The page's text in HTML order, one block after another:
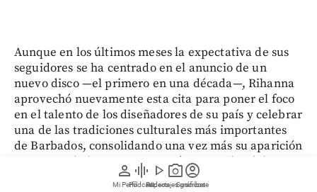
person
Mi Perfil
graphic_eq
Pódcast
play_arrow
Videos
photo_camera
Reportajes gráficos
account_circle
Suscríbete
Aunque en los últimos meses la expectativa de sus
seguidores se ha centrado en el anuncio de un
nuevo disco —el primero en una década—, Rihanna
aprovechó nuevamente esta cita para poner el foco
en el talento de los diseñadores de su país y celebrar
una de las tradiciones culturales más importantes
de Barbados, consolidando una vez más su aparición
como uno de los momentos más esperados del